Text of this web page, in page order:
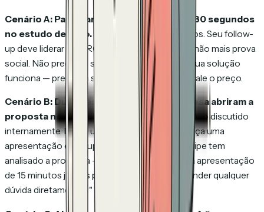
Cenário A: Passaram 8 minutos no preço, 30 segundos
no estudo de caso.Estão comparando preços. Seu follow-
up deve liderar com ROI e justificativa de valor, não mais prova
social. Não precisam ser convencidos de que sua solução
funciona — precisam ser convencidos de que vale o preço.
Cenário B: Duas pessoas da mesma empresa abriram a
proposta no mesmo dia.
O negócio está sendo discutido
internamente. Isso é um sinal de compra. Ofereça uma
apresentação em grupo: "Percebi que sua equipe tem
analisado a proposta — seria útil fazermos uma apresentação
de 15 minutos juntos para que eu possa responder qualquer
dúvida diretamente?"